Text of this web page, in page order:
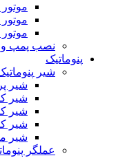
نصب پمپ و
پنوماتیک
شیر
شیر
شیر
شیر
شیر
شیر
عملگر